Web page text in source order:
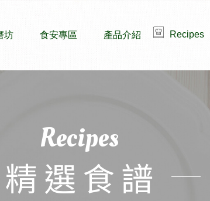
坊 食安專區 產品介紹 Recipes
Recipes
精選食譜